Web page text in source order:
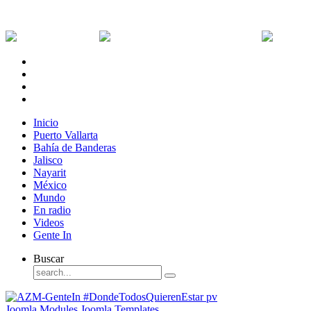
Inicio
Puerto Vallarta
Bahía de Banderas
Jalisco
Nayarit
México
Mundo
En radio
Videos
Gente In
Buscar